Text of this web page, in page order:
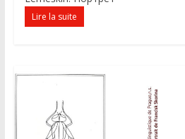
Lire la suite